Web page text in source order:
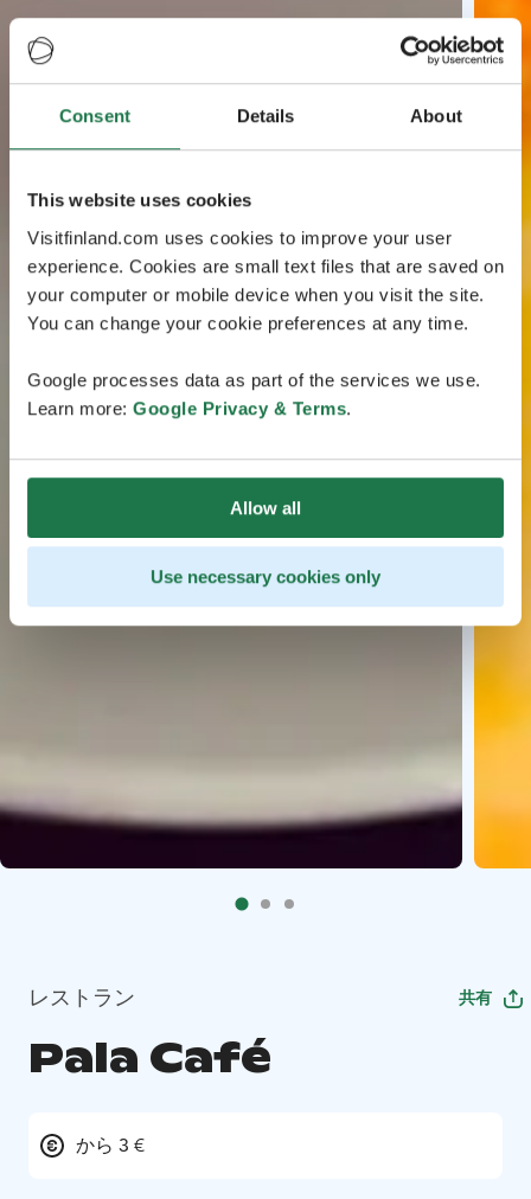
Consent Details About
This website uses cookies
Visitfinland.com uses cookies to improve your user
experience. Cookies are small text files that are saved on
your computer or mobile device when you visit the site.
You can change your cookie preferences at any time.
Google processes data as part of the services we use.
Learn more: Google Privacy & Terms.
Allow all
Use necessary cookies only
レストラン 共有
Pala Café
から 3 €